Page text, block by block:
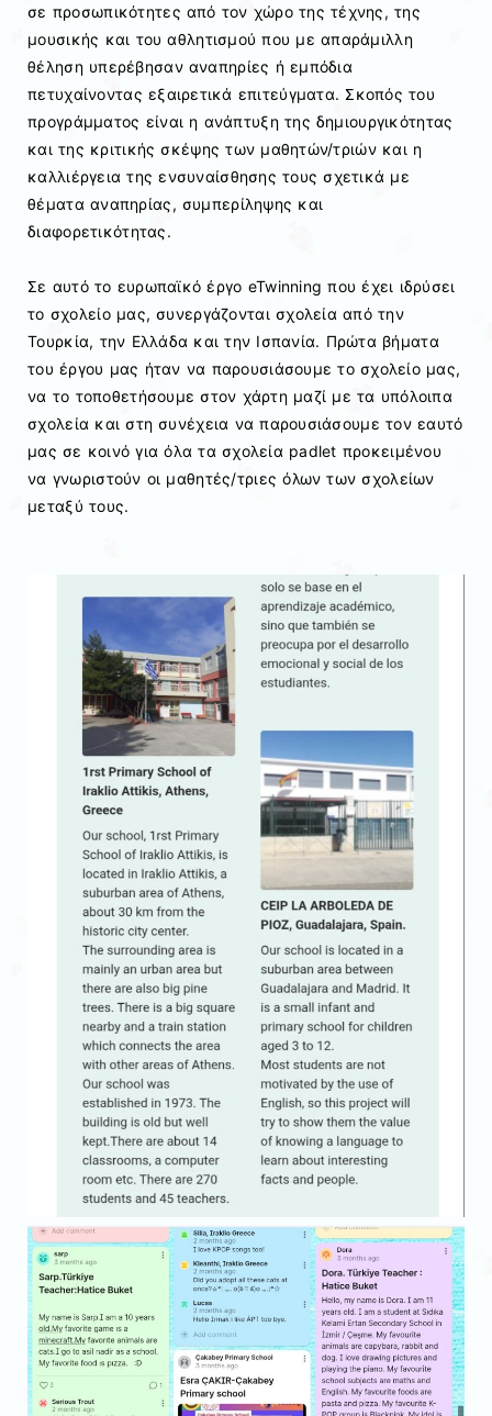
σε προσωπικότητες από τον χώρο της τέχνης, της
μουσικής και του αθλητισμού που με απαράμιλλη
θέληση υπερέβησαν αναπηρίες ή εμπόδια
πετυχαίνοντας εξαιρετικά επιτεύγματα. Σκοπός του
προγράμματος είναι η ανάπτυξη της δημιουργικότητας
και της κριτικής σκέψης των μαθητών/τριών και η
καλλιέργεια της ενσυναίσθησης τους σχετικά με
θέματα αναπηρίας, συμπερίληψης και
διαφορετικότητας.
Σε αυτό το ευρωπαϊκό έργο eTwinning που έχει ιδρύσει
το σχολείο μας, συνεργάζονται σχολεία από την
Τουρκία, την Ελλάδα και την Ισπανία. Πρώτα βήματα
του έργου μας ήταν να παρουσιάσουμε το σχολείο μας,
να το τοποθετήσουμε στον χάρτη μαζί με τα υπόλοιπα
σχολεία και στη συνέχεια να παρουσιάσουμε τον εαυτό
μας σε κοινό για όλα τα σχολεία padlet προκειμένου
να γνωριστούν οι μαθητές/τριες όλων των σχολείων
μεταξύ τους.